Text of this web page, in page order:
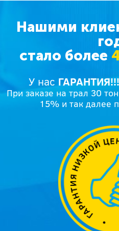
Нашими
стало более
У нас ГАРАНТИЯ!!!
При заказе на трал 30
15% и так далее